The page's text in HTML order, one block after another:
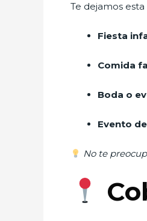
Te dejamos
Fiesta
Comida
Boda o
Evento
No te